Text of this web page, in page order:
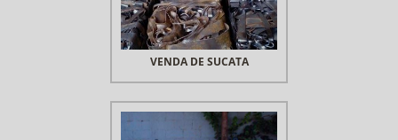
VENDA DE SUCATA